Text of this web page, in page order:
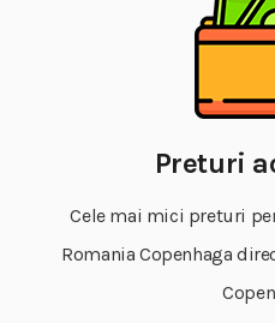
Preturi
Cele mai mici preturi
Romania Copenhaga